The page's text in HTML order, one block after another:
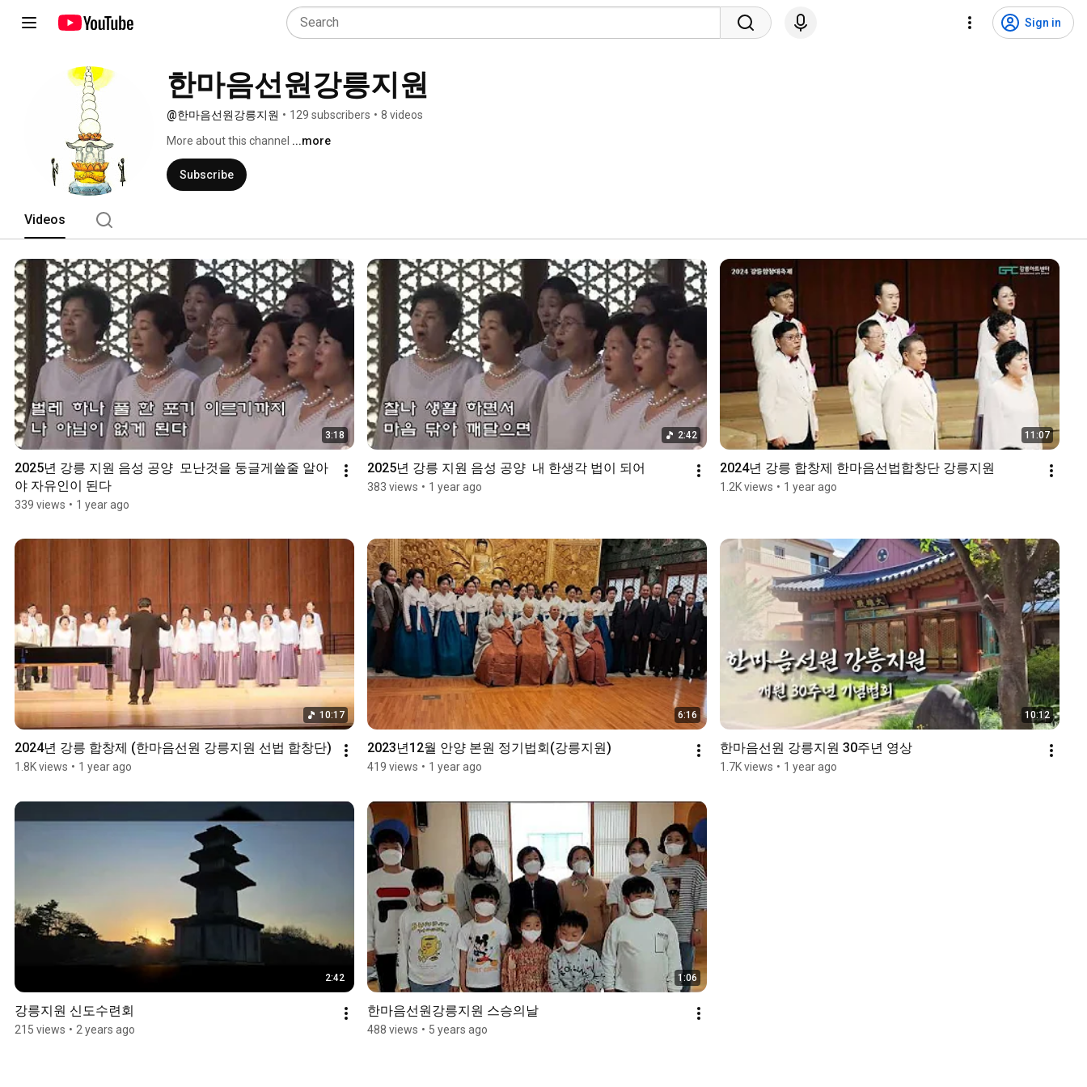
Sign in
한마음선원강릉지원
@한마음선원강릉지원 • 129 subscribers • 8 videos
More about this channel ...more
Subscribe
Videos
3:18
2025년 강릉 지원 음성 공양  모난것을 둥글게쓸줄 알아
야 자유인이 된다
339 views • 1 year ago
2:42
2025년 강릉 지원 음성 공양  내 한생각 법이 되어
383 views • 1 year ago
11:07
2024년 강릉 합창제 한마음선법합창단 강릉지원
1.2K views • 1 year ago
10:17
2024년 강릉 합창제 (한마음선원 강릉지원 선법 합창단)
1.8K views • 1 year ago
6:16
2023년12월 안양 본원 정기법회(강릉지원)
419 views • 1 year ago
10:12
한마음선원 강릉지원 30주년 영상
1.7K views • 1 year ago
2:42
강릉지원 신도수련회
215 views • 2 years ago
1:06
한마음선원강릉지원 스승의날
488 views • 5 years ago